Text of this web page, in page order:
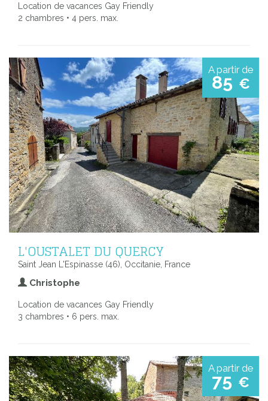
Location de vacances Gay Friendly
2 chambres • 4 pers. max.
A partir de
85 €
L'OUSTALET DU QUERCY
Saint Jean L'Espinasse (46), Occitanie, France
Christophe
Location de vacances Gay Friendly
3 chambres • 6 pers. max.
A partir de
75 €